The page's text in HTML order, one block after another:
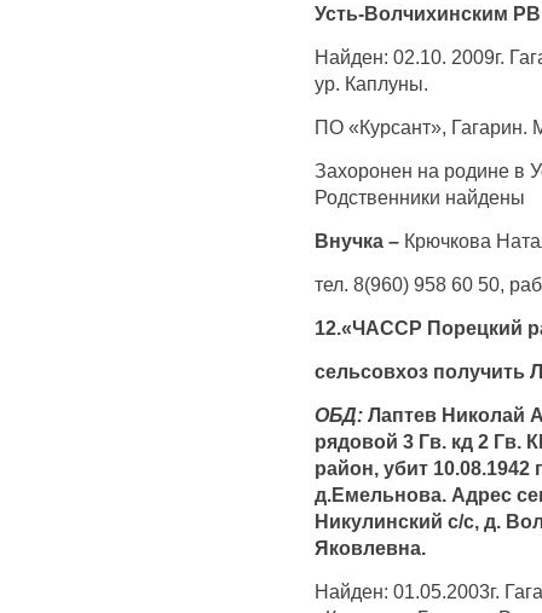
Усть-Волчихинским
Найден: 02.10. 2009г.
ур. Каплуны.
ПО «Курсант»,
Захоронен на родине в
Родственники найдены
Внучка – Крючкова
тел. 8(960) 958 60 50,
12.«ЧАССР Порецкий
сельсовхоз получить
ОБД: Лаптев Николай
рядовой 3 Гв. кд 2 Гв.
район, убит 10.08.1942
д.Емельнова. Адрес
Никулинский с/с, д.
Яковлевна.
Найден: 01.05.2003г.